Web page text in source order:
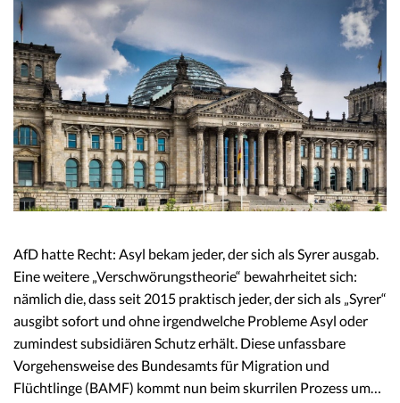
AfD hatte Recht: Asyl bekam jeder, der sich als Syrer ausgab.
Eine weitere „Verschwörungstheorie“ bewahrheitet sich:
nämlich die, dass seit 2015 praktisch jeder, der sich als „Syrer“
ausgibt sofort und ohne irgendwelche Probleme Asyl oder
zumindest subsidiären Schutz erhält. Diese unfassbare
Vorgehensweise des Bundesamts für Migration und
Flüchtlinge (BAMF) kommt nun beim skurrilen Prozess um…